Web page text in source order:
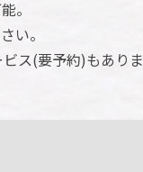
。
い。
ス(要予約)もありま